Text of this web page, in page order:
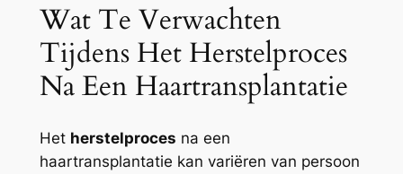
Wat Te Verwachten
Tijdens Het Herstelproces
Na Een Haartransplantatie
Het herstelproces na een
haartransplantatie kan variëren van persoon